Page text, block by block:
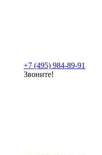
+7 (495) 984-89-91
Звоните!